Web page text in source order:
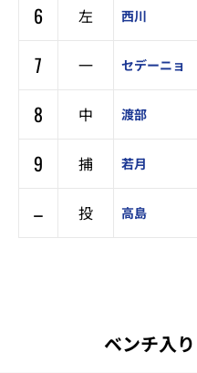
6
左 西川
7
一 セデーニョ
8
中 渡部
9
捕 若月
–
投 高島
ベンチ入